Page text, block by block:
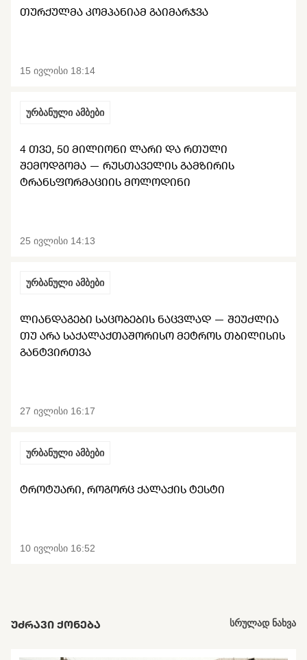
ბრძოლის
ᲗᲣᲠᲥᲣᲚᲛᲐ ᲙᲝᲛᲞᲐᲜᲘᲐᲛ ᲒᲐᲘᲛᲐᲠᲯᲕᲐ
15 ივლისი 18:14
ურბანული ამბები
4 ᲗᲕᲔ, 50 ᲛᲘᲚᲘᲝᲜᲘ ᲚᲐᲠᲘ ᲓᲐ ᲠᲗᲣᲚᲘ
ᲨᲔᲛᲝᲓᲒᲝᲛᲐ — ᲠᲣᲡᲗᲐᲕᲔᲚᲘᲡ ᲒᲐᲛᲖᲘᲠᲘᲡ
ᲢᲠᲐᲜᲡᲤᲝᲠᲛᲐᲪᲘᲘᲡ ᲛᲝᲚᲝᲓᲘᲜᲘ
25 ივლისი 14:13
ურბანული ამბები
ᲚᲘᲐᲜᲓᲐᲒᲔᲑᲘ ᲡᲐᲪᲝᲑᲔᲑᲘᲡ ᲜᲐᲪᲕᲚᲐᲓ — ᲨᲔᲣᲫᲚᲘᲐ
ᲗᲣ ᲐᲠᲐ ᲡᲐᲥᲐᲚᲐᲥᲗᲐᲨᲝᲠᲘᲡᲝ ᲛᲔᲢᲠᲝᲡ ᲗᲑᲘᲚᲘᲡᲘᲡ
ᲒᲐᲜᲢᲕᲘᲠᲗᲕᲐ
27 ივლისი 16:17
ურბანული ამბები
ᲢᲠᲝᲢᲣᲐᲠᲘ, ᲠᲝᲒᲝᲠᲪ ᲥᲐᲚᲐᲥᲘᲡ ᲢᲔᲡᲢᲘ
10 ივლისი 16:52
ᲣᲫᲠᲐᲕᲘ ᲥᲝᲜᲔᲑᲐ სრულად ნახვა